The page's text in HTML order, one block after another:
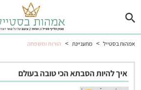
אמהות בסטייל > מתעניינת > הורות ומשפחה
איך להיות הסבתא הכי טובה בעולם